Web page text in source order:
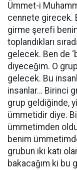
Ümmet-i
cennete girecek.
girme şerefi
toplandıkları
gelecek. Ben de
diyeceğim. O
gelecek. Bu
insanlar… Birinci
grup geldiğinde,
ümmetidir diye.
ümmetimden
benim
grubun iki katı
bakacağım ki bu